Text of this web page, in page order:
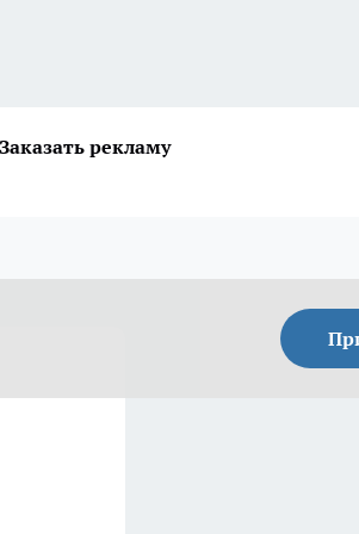
Заказать рекламу